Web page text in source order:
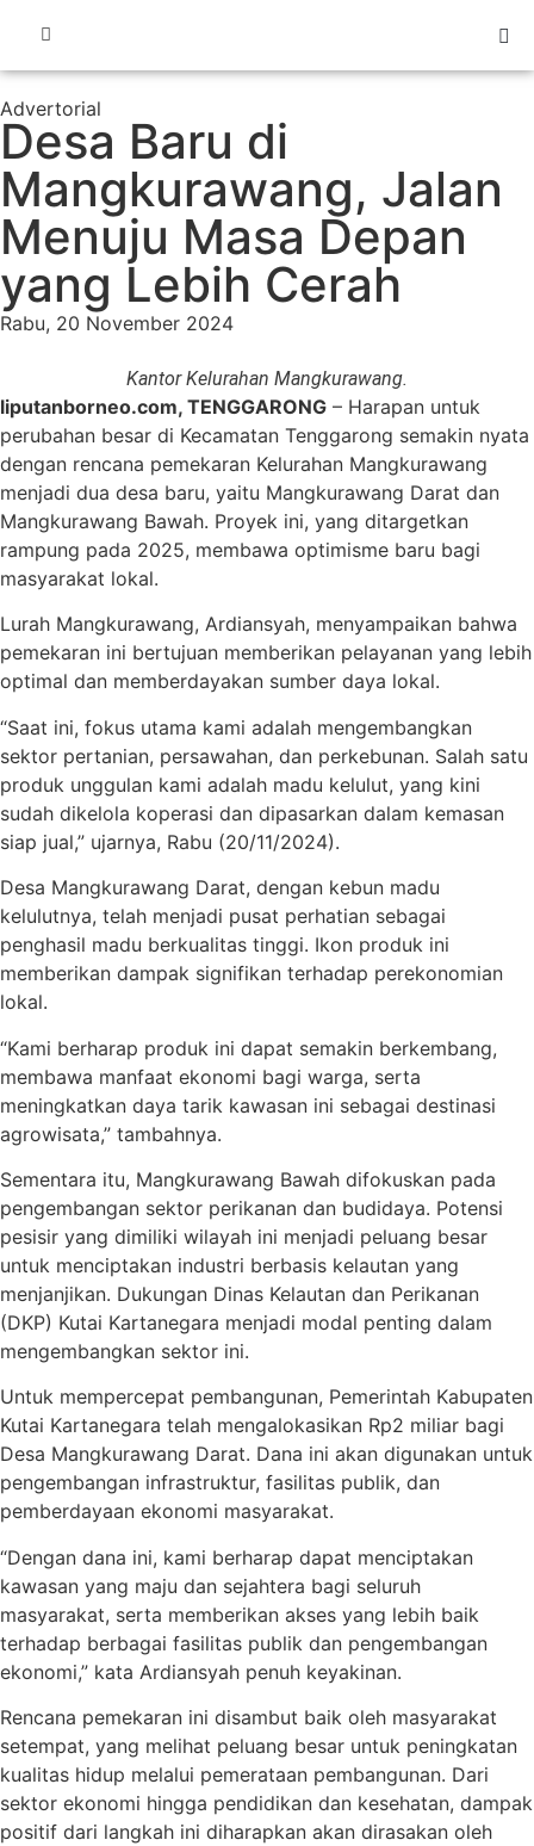
Advertorial
Desa Baru di
Mangkurawang, Jalan
Menuju Masa Depan
yang Lebih Cerah
Rabu, 20 November 2024
Kantor Kelurahan Mangkurawang.
liputanborneo.com, TENGGARONG – Harapan untuk
perubahan besar di Kecamatan Tenggarong semakin nyata
dengan rencana pemekaran Kelurahan Mangkurawang
menjadi dua desa baru, yaitu Mangkurawang Darat dan
Mangkurawang Bawah. Proyek ini, yang ditargetkan
rampung pada 2025, membawa optimisme baru bagi
masyarakat lokal.
Lurah Mangkurawang, Ardiansyah, menyampaikan bahwa
pemekaran ini bertujuan memberikan pelayanan yang lebih
optimal dan memberdayakan sumber daya lokal.
“Saat ini, fokus utama kami adalah mengembangkan
sektor pertanian, persawahan, dan perkebunan. Salah satu
produk unggulan kami adalah madu kelulut, yang kini
sudah dikelola koperasi dan dipasarkan dalam kemasan
siap jual,” ujarnya, Rabu (20/11/2024).
Desa Mangkurawang Darat, dengan kebun madu
kelulutnya, telah menjadi pusat perhatian sebagai
penghasil madu berkualitas tinggi. Ikon produk ini
memberikan dampak signifikan terhadap perekonomian
lokal.
“Kami berharap produk ini dapat semakin berkembang,
membawa manfaat ekonomi bagi warga, serta
meningkatkan daya tarik kawasan ini sebagai destinasi
agrowisata,” tambahnya.
Sementara itu, Mangkurawang Bawah difokuskan pada
pengembangan sektor perikanan dan budidaya. Potensi
pesisir yang dimiliki wilayah ini menjadi peluang besar
untuk menciptakan industri berbasis kelautan yang
menjanjikan. Dukungan Dinas Kelautan dan Perikanan
(DKP) Kutai Kartanegara menjadi modal penting dalam
mengembangkan sektor ini.
Untuk mempercepat pembangunan, Pemerintah Kabupaten
Kutai Kartanegara telah mengalokasikan Rp2 miliar bagi
Desa Mangkurawang Darat. Dana ini akan digunakan untuk
pengembangan infrastruktur, fasilitas publik, dan
pemberdayaan ekonomi masyarakat.
“Dengan dana ini, kami berharap dapat menciptakan
kawasan yang maju dan sejahtera bagi seluruh
masyarakat, serta memberikan akses yang lebih baik
terhadap berbagai fasilitas publik dan pengembangan
ekonomi,” kata Ardiansyah penuh keyakinan.
Rencana pemekaran ini disambut baik oleh masyarakat
setempat, yang melihat peluang besar untuk peningkatan
kualitas hidup melalui pemerataan pembangunan. Dari
sektor ekonomi hingga pendidikan dan kesehatan, dampak
positif dari langkah ini diharapkan akan dirasakan oleh